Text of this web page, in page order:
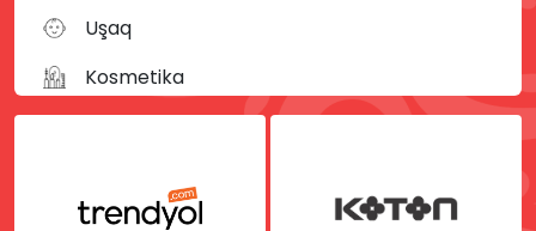
Uşaq
Kosmetika
İdman